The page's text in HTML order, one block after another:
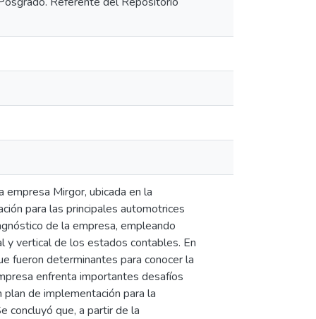
Mirgor, ubicada en la
para las principales automotrices
de la empresa, empleando
y vertical de los estados contables. En
fueron determinantes para conocer la
enfrenta importantes desafíos
plan de implementación para la
concluyó que, a partir de la